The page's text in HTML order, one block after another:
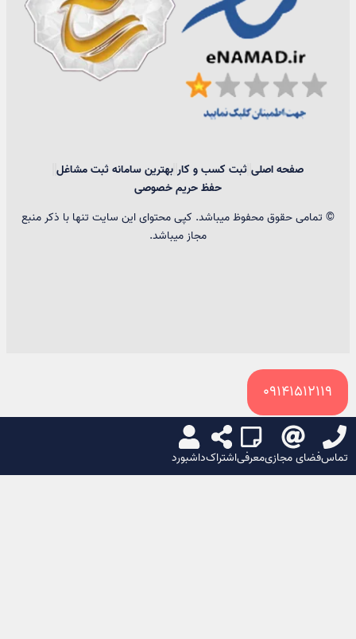
تماسفضای مجازیمعرفیاشتراکداشبورد
09141512119
صفحه اصلی ثبت کسب و کار بهترین سامانه ثبت مشاغل
حفظ حریم خصوصی
© تمامی حقوق محفوظ میباشد. کپی محتوای این سایت تنها با ذکر منبع
مجاز میباشد.
سبد خرید